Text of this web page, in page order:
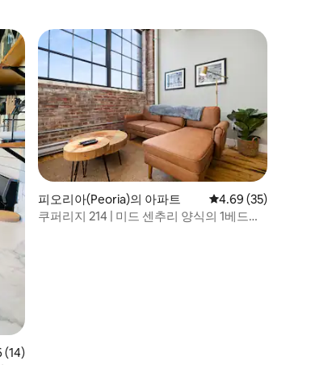
점(5점 만점), 후기 14개
(14)
피오리아(Peoria)의 아파트 평점 4.69점(5점 만점),
4.69 (35)
쿠퍼리지 214 | 미드 센추리 양식의 1베드룸